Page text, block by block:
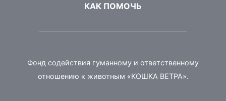
КАК ПОМОЧЬ
Фонд содействия гуманному и ответственному
отношению к животным «КОШКА ВЕТРА».